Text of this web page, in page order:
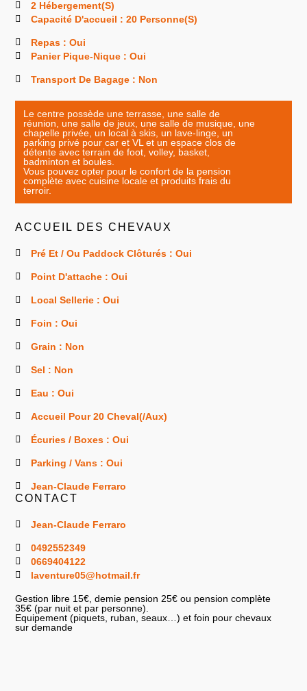
2 Hébergement(s)
Capacité D'accueil : 20 Personne(s)
Repas : Oui
Panier Pique-Nique : Oui
Transport De Bagage : Non
Le centre possède une terrasse, une salle de
réunion, une salle de jeux, une salle de musique, une
chapelle privée, un local à skis, un lave-linge, un
parking privé pour car et VL et un espace clos de
détente avec terrain de foot, volley, basket,
badminton et boules.
Vous pouvez opter pour le confort de la pension
complète avec cuisine locale et produits frais du
terroir.
ACCUEIL DES CHEVAUX
Pré Et / Ou Paddock Clôturés : Oui
Point D'attache : Oui
Local Sellerie : Oui
Foin : Oui
Grain : Non
Sel : Non
Eau : Oui
Accueil Pour 20 Cheval(/aux)
Écuries / Boxes : Oui
Parking / Vans : Oui
Jean-Claude Ferraro
CONTACT
Jean-Claude Ferraro
0492552349
0669404122
laventure05@hotmail.fr
Gestion libre 15€, demie pension 25€ ou pension complète
35€ (par nuit et par personne).
Equipement (piquets, ruban, seaux…) et foin pour chevaux
sur demande